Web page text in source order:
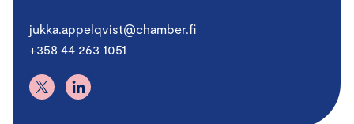
jukka.appelqvist@chamber.fi
+358 44 263 1051